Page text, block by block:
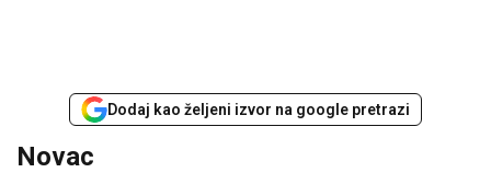
Dodaj kao željeni izvor na google pretrazi
Novac